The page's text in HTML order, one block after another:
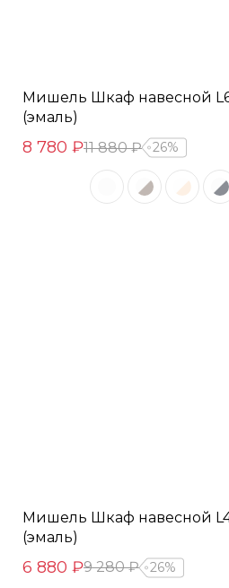
Мишель Шкаф навесной
(эмаль)
8 780 ₽11 880 ₽ 26%
Мишель Шкаф навесной
(эмаль)
6 880 ₽9 280 ₽ 26%